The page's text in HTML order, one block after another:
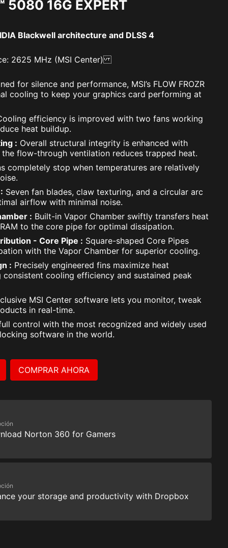
5080 16G EXPERT
Blackwell architecture and DLSS 4
2625 MHz (MSI Center)
for silence and performance, MSI’s FLOW FROZR
cooling to keep your graphics card performing at
efficiency is improved with two fans working
heat buildup.
: Overall structural integrity is enhanced with
flow-through ventilation reduces trapped heat.
completely stop when temperatures are relatively
Seven fan blades, claw texturing, and a circular arc
airflow with minimal noise.
: Built-in Vapor Chamber swiftly transfers heat
to the core pipe for optimal dissipation.
- Core Pipe : Square-shaped Core Pipes
with the Vapor Chamber for superior cooling.
: Precisely engineered fins maximize heat
consistent cooling efficiency and sustained peak
MSI Center software lets you monitor, tweak
in real-time.
control with the most recognized and widely used
software in the world.
COMPRAR AHORA
Norton 360 for Gamers
your storage and productivity with Dropbox